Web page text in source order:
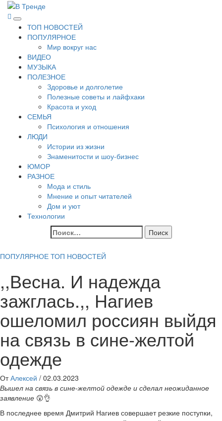
Перейти
содержимому
В Тренде
Самые свежие новости интернета
Основное
меню
ТОП НОВОСТЕЙ
ПОПУЛЯРНОЕ
Мир вокруг нас
ВИДЕО
МУЗЫКА
ПОЛЕЗНОЕ
Здоровье и долголетие
Полезные советы и лайфхаки
Красота и уход
СЕМЬЯ
Психология и отношения
ЛЮДИ
Истории из жизни
Знаменитости и шоу-бизнес
ЮМОР
РАЗНОЕ
Мода и стиль
Мнение и опыт читателей
Дом и уют
Технологии
Найти:
ПОПУЛЯРНОЕ ТОП НОВОСТЕЙ
,,Весна. И надежда
зажглась.,, Нагиев
ошеломил россиян выйдя
на связь в сине-желтой
одежде
От Алексей / 02.03.2023
Вышел на связь в сине-желтой одежде и сделал неожиданное
заявление 😲👌
В последнее время Дмитрий Нагиев совершает резкие поступки,